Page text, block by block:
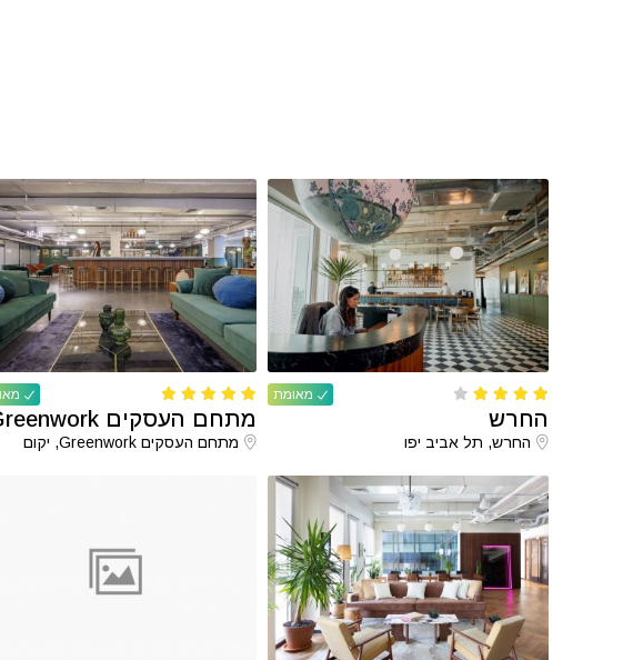
מאומת
החרש
החרש, תל אביב יפו
מתחם העסקים Greenwork
מתחם העסקים Greenwork, יקום